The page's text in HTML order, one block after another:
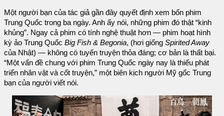
Một người bạn của tác giả gần đây quyết định xem bốn phim
Trung Quốc trong ba ngày. Anh ấy nói, những phim đó thật “kinh
khủng”. Ngay cả phim có tính nghệ thuật hơn — phim hoạt hình
kỳ ảo Trung Quốc Big Fish & Begonia, (hơi giống Spirited Away
của Nhật) — không có tuyến truyện thỏa đáng; cơ bản là thất bại.
“Một vấn đề chung với phim Trung Quốc ngày nay là thiếu phát
triển nhân vật và cốt truyện,” một biên kịch người Mỹ gốc Trung
bạn của người viết nói.